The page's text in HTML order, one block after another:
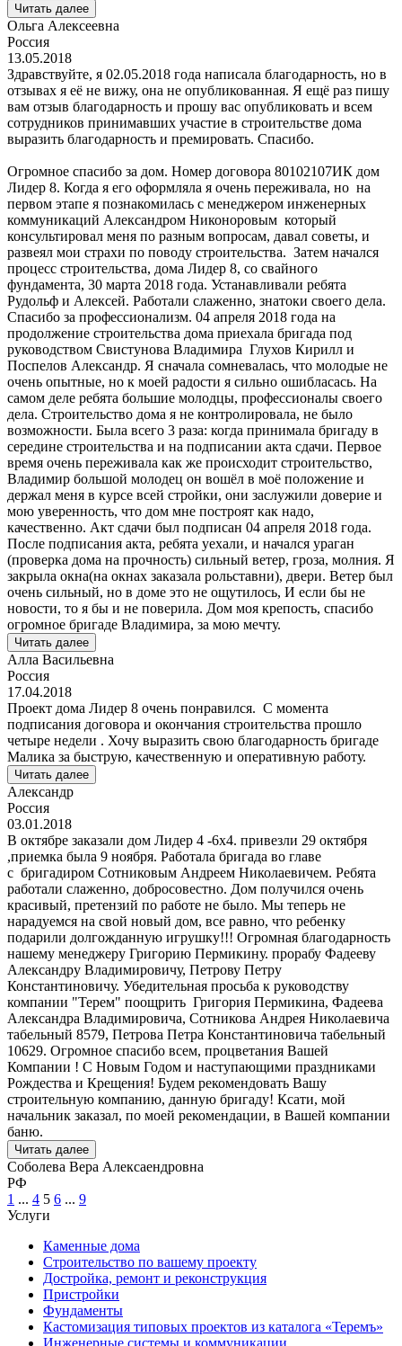
Читать далее
Ольга Алексеевна
Россия
13.05.2018
Здравствуйте, я 02.05.2018 года написала благодарность, но в
отзывах я её не вижу, она не опубликованная. Я ещё раз пишу
вам отзыв благодарность и прошу вас опубликовать и всем
сотрудников принимавших участие в строительстве дома
выразить благодарность и премировать. Спасибо.
Огромное спасибо за дом. Номер договора 80102107ИК дом
Лидер 8. Когда я его оформляла я очень переживала, но на
первом этапе я познакомилась с менеджером инженерных
коммуникаций Александром Никоноровым который
консультировал меня по разным вопросам, давал советы, и
развеял мои страхи по поводу строительства. Затем начался
процесс строительства, дома Лидер 8, со свайного
фундамента, 30 марта 2018 года. Устанавливали ребята
Рудольф и Алексей. Работали слаженно, знатоки своего дела.
Спасибо за профессионализм. 04 апреля 2018 года на
продолжение строительства дома приехала бригада под
руководством Свистунова Владимира Глухов Кирилл и
Поспелов Александр. Я сначала сомневалась, что молодые не
очень опытные, но к моей радости я сильно ошибласась. На
самом деле ребята большие молодцы, профессионалы своего
дела. Строительство дома я не контролировала, не было
возможности. Была всего 3 раза: когда принимала бригаду в
середине строительства и на подписании акта сдачи. Первое
время очень переживала как же происходит строительство,
Владимир большой молодец он вошёл в моё положение и
держал меня в курсе всей стройки, они заслужили доверие и
мою уверенность, что дом мне построят как надо,
качественно. Акт сдачи был подписан 04 апреля 2018 года.
После подписания акта, ребята уехали, и начался ураган
(проверка дома на прочность) сильный ветер, гроза, молния. Я
закрыла окна(на окнах заказала рольставни), двери. Ветер был
очень сильный, но в доме это не ощутилось, И если бы не
новости, то я бы и не поверила. Дом моя крепость, спасибо
огромное бригаде Владимира, за мою мечту.
Читать далее
Алла Васильевна
Россия
17.04.2018
Проект дома Лидер 8 очень понравился. С момента
подписания договора и окончания строительства прошло
четыре недели . Хочу выразить свою благодарность бригаде
Малика за быструю, качественную и оперативную работу.
Читать далее
Александр
Россия
03.01.2018
В октябре заказали дом Лидер 4 -6х4. привезли 29 октября
,приемка была 9 ноября. Работала бригада во главе
с бригадиром Сотниковым Андреем Николаевичем. Ребята
работали слаженно, добросовестно. Дом получился очень
красивый, претензий по работе не было. Мы теперь не
нарадуемся на свой новый дом, все равно, что ребенку
подарили долгожданную игрушку!!! Огромная благодарность
нашему менеджеру Григорию Пермикину. прорабу Фадееву
Александру Владимировичу, Петрову Петру
Константиновичу. Убедительная просьба к руководству
компании "Терем" поощрить Григория Пермикина, Фадеева
Александра Владимировича, Сотникова Андрея Николаевича
табельный 8579, Петрова Петра Константиновича табельный
10629. Огромное спасибо всем, процветания Вашей
Компании ! С Новым Годом и наступающими праздниками
Рождества и Крещения! Будем рекомендовать Вашу
строительную компанию, данную бригаду! Ксати, мой
начальник заказал, по моей рекомендации, в Вашей компании
баню.
Читать далее
Соболева Вера Алексаендровна
РФ
1 ... 4 5 6 ... 9
Услуги
Каменные дома
Строительство по вашему проекту
Достройка, ремонт и реконструкция
Пристройки
Фундаменты
Кастомизация типовых проектов из каталога «Теремъ»